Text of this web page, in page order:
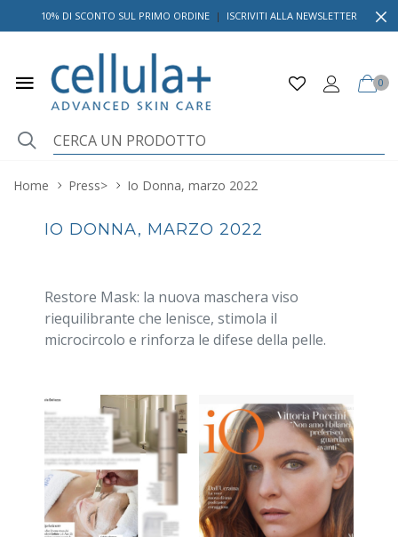
10% DI SCONTO SUL PRIMO ORDINE | ISCRIVITI ALLA NEWSLETTER
0
Home Press> Io Donna, marzo 2022
IO DONNA, MARZO 2022
Restore Mask: la nuova maschera viso
riequilibrante che lenisce, stimola il
microcircolo e rinforza le difese della pelle.